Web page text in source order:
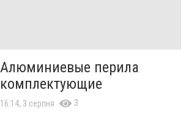
Алюминиевые перила
комплектующие
16:14, 3 серпня 3